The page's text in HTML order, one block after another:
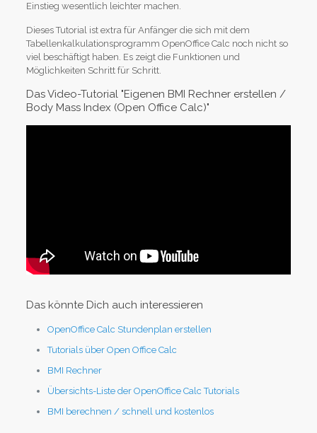
Einstieg wesentlich leichter machen.
Dieses Tutorial ist extra für Anfänger die sich mit dem
Tabellenkalkulationsprogramm OpenOffice Calc noch nicht so
viel beschäftigt haben. Es zeigt die Funktionen und
Möglichkeiten Schritt für Schritt.
Das Video-Tutorial "Eigenen BMI Rechner erstellen /
Body Mass Index (Open Office Calc)"
Das könnte Dich auch interessieren
OpenOffice Calc Stundenplan erstellen
Tutorials über Open Office Calc
BMI Rechner
Übersichts-Liste der OpenOffice Calc Tutorials
BMI berechnen / schnell und kostenlos